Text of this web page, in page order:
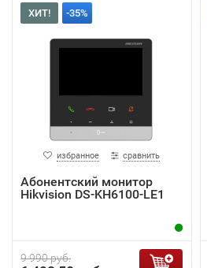
ХИТ! -35%
избранное сравнить
Абонентский монитор
Hikvision DS-KH6100-LE1
9 990 руб.